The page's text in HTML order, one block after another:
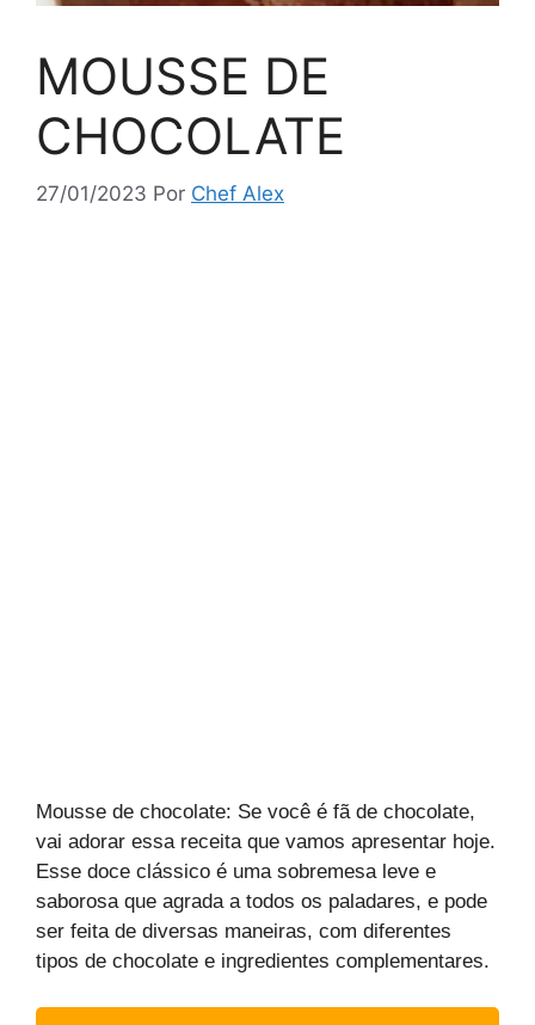
MOUSSE DE
CHOCOLATE
27/01/2023 Por Chef Alex
Mousse de chocolate: Se você é fã de chocolate,
vai adorar essa receita que vamos apresentar hoje.
Esse doce clássico é uma sobremesa leve e
saborosa que agrada a todos os paladares, e pode
ser feita de diversas maneiras, com diferentes
tipos de chocolate e ingredientes complementares.